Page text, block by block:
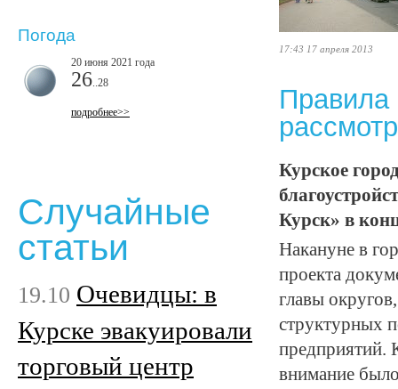
17:43 17 апреля 2013
Правила
Курское
Курск» в
Накануне в
проекта
главы
структурных
предприятий.
внимание
Погода
20 июня 2021 года
26 ..28
подробнее>>
Случайные
статьи
19.10 Очевидцы: в
Курске эвакуировали
торговый центр